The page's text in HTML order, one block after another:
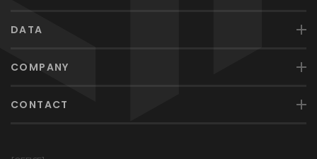
DATA
COMPANY
CONTACT